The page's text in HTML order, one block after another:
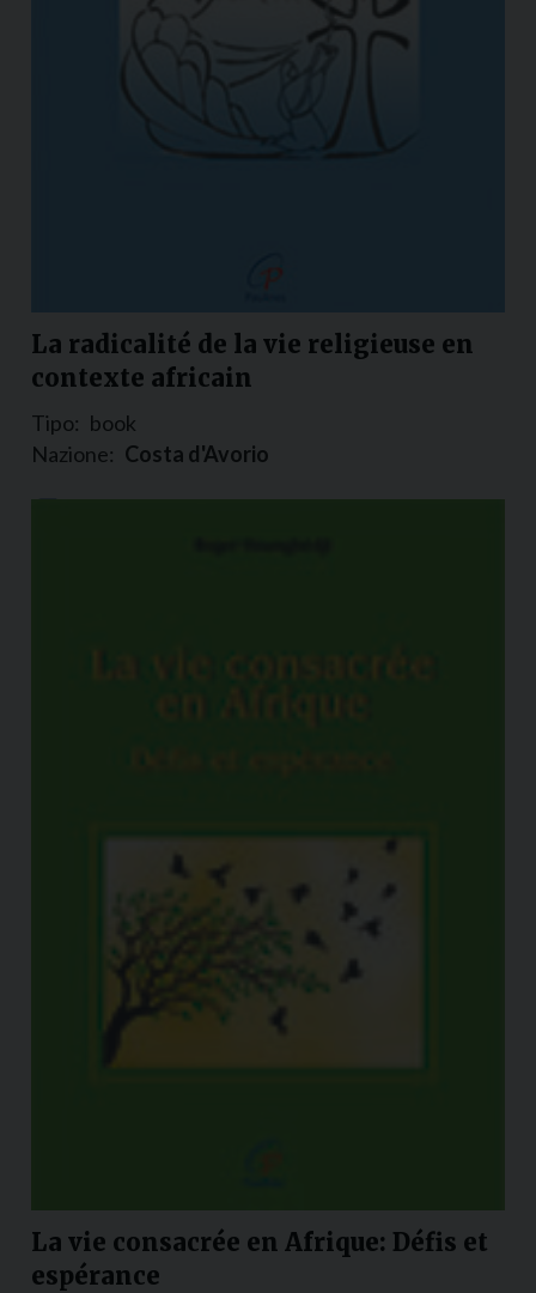
La radicalité de la vie religieuse en
contexte africain
Tipo: book
Nazione: Costa d'Avorio
La vie consacrée en Afrique: Défis et
espérance